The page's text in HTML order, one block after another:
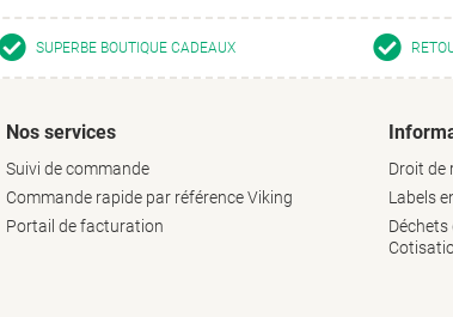
SUPERBE BOUTIQUE CADEAUX
Nos services
Suivi de commande
Commande rapide par référence Viking
Portail de facturation
Droit de
Labels
Déchets